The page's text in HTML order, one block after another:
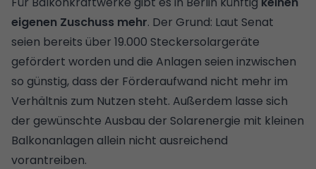
eigenen Zuschuss mehr. Der Grund: Laut Senat
seien bereits über 19.000 Steckersolargeräte
gefördert worden und die Anlagen seien inzwischen
so günstig, dass der Förderaufwand nicht mehr im
Verhältnis zum Nutzen steht. Außerdem lasse sich
der gewünschte Ausbau der Solarenergie mit kleinen
Balkonanlagen allein nicht ausreichend
vorantreiben.